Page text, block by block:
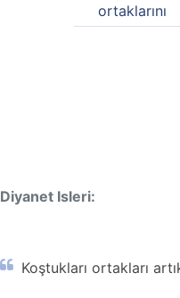
ortaklarını
Diyanet Isleri:
Koştukları ortakları